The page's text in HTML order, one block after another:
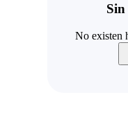
No existen